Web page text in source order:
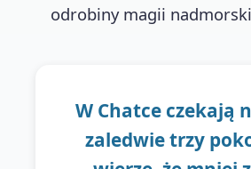
odrobiny magii
W Chatce czekają
zaledwie trzy